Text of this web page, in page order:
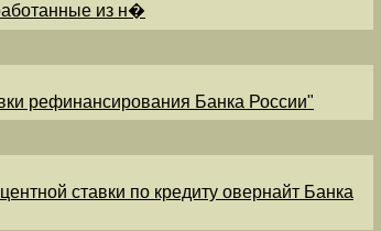
из н�
рефинансирования Банка России"
ставки по кредиту овернайт Банка